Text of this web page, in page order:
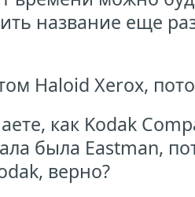
название еще
Haloid Xerox,
как Kodak
была Eastman,
верно?